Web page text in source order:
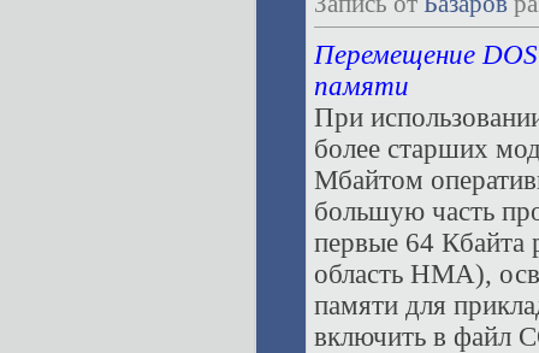
Перемещение
памяти
При
более старших
Мбайтом
большую часть
первые 64 Кбайта
область НМА),
памяти для
включить в файл